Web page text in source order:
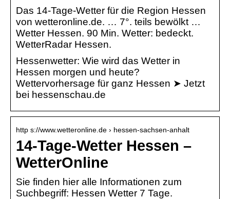
Das 14-Tage-Wetter für die Region Hessen
von wetteronline.de. … 7°. teils bewölkt …
Wetter Hessen. 90 Min. Wetter: bedeckt.
WetterRadar Hessen.
Hessenwetter: Wie wird das Wetter in
Hessen morgen und heute?
Wettervorhersage für ganz Hessen ➤ Jetzt
bei hessenschau.de
http s://www.wetteronline.de › hessen-sachsen-anhalt
14-Tage-Wetter Hessen –
WetterOnline
Sie finden hier alle Informationen zum
Suchbegriff: Hessen Wetter 7 Tage.